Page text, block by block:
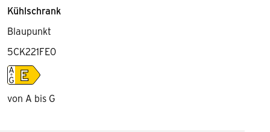
Kühlschrank
Blaupunkt
5CK221FE0
von A bis G